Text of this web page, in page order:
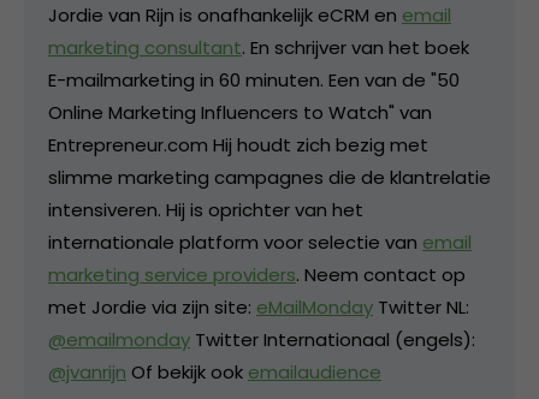
Jordie van Rijn is onafhankelijk eCRM en email
marketing consultant. En schrijver van het boek
E-mailmarketing in 60 minuten. Een van de "50
Online Marketing Influencers to Watch" van
Entrepreneur.com Hij houdt zich bezig met
slimme marketing campagnes die de klantrelatie
intensiveren. Hij is oprichter van het
internationale platform voor selectie van email
marketing service providers. Neem contact op
met Jordie via zijn site: eMailMonday Twitter NL:
@emailmonday Twitter Internationaal (engels):
@jvanrijn Of bekijk ook emailaudience